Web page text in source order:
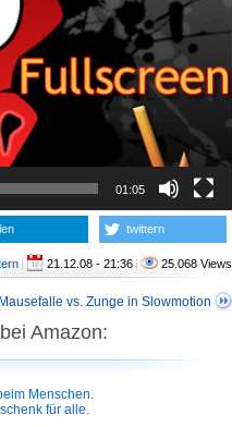
01:05
twittern
| 21.12.08 - 21:36 | 25.068 Views
Mausefalle vs. Zunge in Slowmotion
Amazon:
Menschen.
für alle.